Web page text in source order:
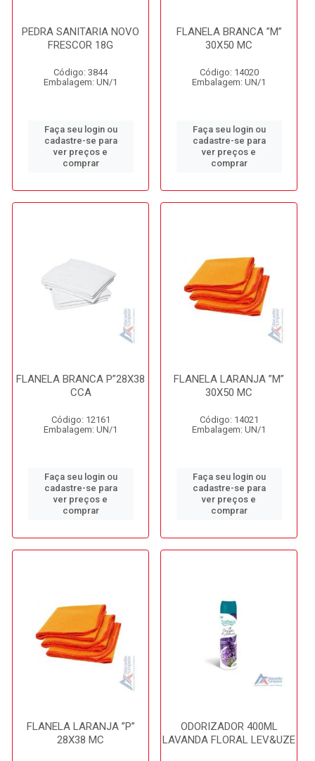
PEDRA SANITARIA NOVO
FRESCOR 18G
Código: 3844
Embalagem: UN/1
Faça seu login ou
cadastre-se para
ver preços e
comprar
FLANELA BRANCA ”M”
30X50 MC
Código: 14020
Embalagem: UN/1
Faça seu login ou
cadastre-se para
ver preços e
comprar
FLANELA BRANCA P”28X38
CCA
Código: 12161
Embalagem: UN/1
Faça seu login ou
cadastre-se para
ver preços e
comprar
FLANELA LARANJA ”M”
30X50 MC
Código: 14021
Embalagem: UN/1
Faça seu login ou
cadastre-se para
ver preços e
comprar
FLANELA LARANJA ”P”
28X38 MC
ODORIZADOR 400ML
LAVANDA FLORAL LEV&UZE